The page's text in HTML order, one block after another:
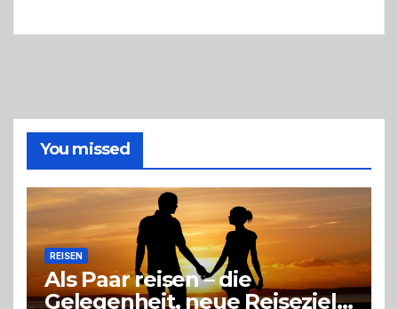
richtige
Entscheidung
You missed
REISEN
Als Paar reisen – die
Gelegenheit, neue Reiseziele